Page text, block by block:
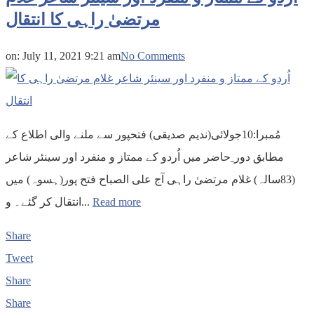
مرتضیٰ راہی کا انتقال
on: July 11, 2021 9:21 amNo Comments
مُمبرا:10جولائی(ندیم صدیقی) فتحپور سے ملنے والی اطلاع کے
مطابق دور ِحاضر میں اُردو کے ممتاز و منفرد اور سینئر شاعر
(83سالہ) غلام مرتضیٰ راہی آج علی الصباح فتح پور(ہسوہ) میں
انتقال کر گئے۔ و... Read more
Share
Tweet
Share
Share